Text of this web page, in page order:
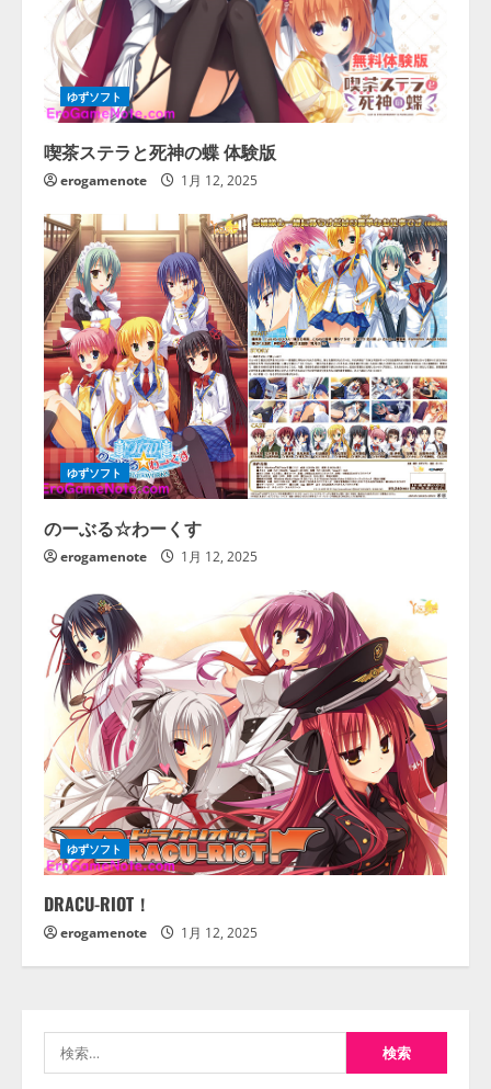
ゆずソフト
喫茶ステラと死神の蝶 体験版
erogamenote 1月 12, 2025
ゆずソフト
のーぶる☆わーくす
erogamenote 1月 12, 2025
ゆずソフト
DRACU-RIOT！
erogamenote 1月 12, 2025
索: